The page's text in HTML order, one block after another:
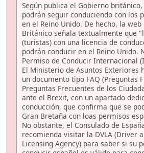
Según publica el Gobierno
podrán seguir conduciendo con los
en el Reino Unido. De hecho, la
Británico señala textualmente que
(turistas) con una licencia de
podrán conducir en el Reino Unido.
Permiso de Conducir Internacional
El Ministerio de Asuntos Exteriores
un documento tipo FAQ (Preguntas
Preguntas Frecuentes de los
ante el Brexit, con un apartado
conducción, que confirma que se
Gran Bretaña con loas permisos
No obstante, el Consulado de
recomienda visitar la DVLA (Driver
Licensing Agency) para saber si su